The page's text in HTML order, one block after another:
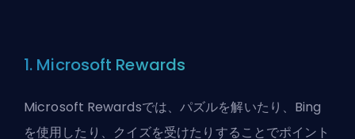
1. Microsoft Rewards
Microsoft Rewardsでは、パズルを解いたり、Bing
を使用したり、クイズを受けたりすることでポイント